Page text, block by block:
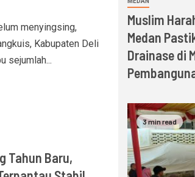
menyingsing,
Kabupaten Deli
sejumlah...
Tahun Baru,
Muslim
Medan
Drainase di
3 min read